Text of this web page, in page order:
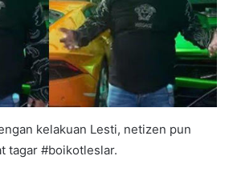
kelakuan Lesti, netizen pun
tagar #boikotleslar.